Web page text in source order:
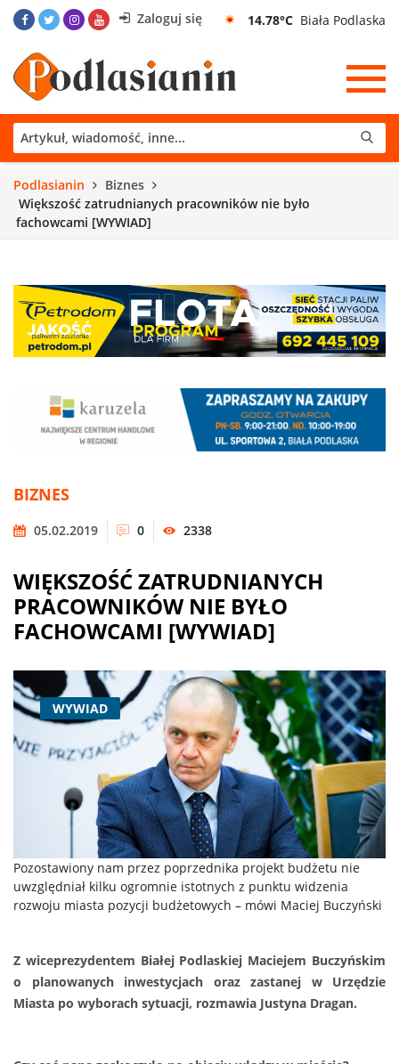
Zaloguj się 14.78°C Biała Podlaska
Podlasianin
Biznes
Większość zatrudnianych pracowników nie było
fachowcami [WYWIAD]
BIZNES
05.02.2019 0 2338
WIĘKSZOŚĆ ZATRUDNIANYCH
PRACOWNIKÓW NIE BYŁO
FACHOWCAMI [WYWIAD]
WYWIAD
Pozostawiony nam przez poprzednika projekt budżetu nie
uwzględniał kilku ogromnie istotnych z punktu widzenia
rozwoju miasta pozycji budżetowych – mówi Maciej Buczyński
Z wiceprezydentem Białej Podlaskiej Maciejem Buczyńskim
o planowanych inwestycjach oraz zastanej w Urzędzie
Miasta po wyborach sytuacji, rozmawia Justyna Dragan.